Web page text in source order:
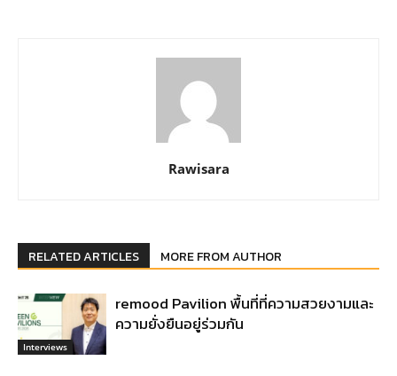
Rawisara
RELATED ARTICLES MORE FROM AUTHOR
Interviews
remood Pavilion พื้นที่ที่ความสวยงามและ
ความยั่งยืนอยู่ร่วมกัน